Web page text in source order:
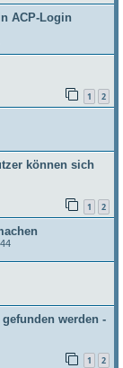
ACP-Login
1 2
können sich
1 2
werden -
1 2